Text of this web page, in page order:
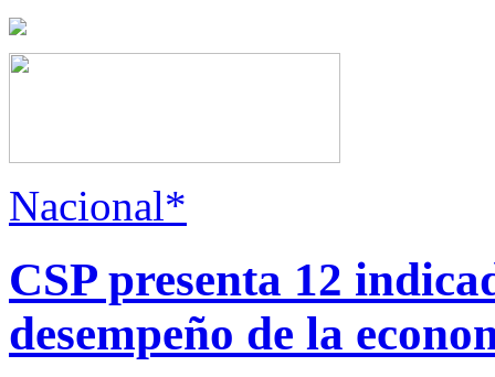
Nacional*
CSP presenta 12
desempeño de la